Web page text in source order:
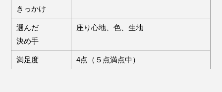
きっかけ
選んだ
決め手
座り心地、色、生地
満足度 4点（５点満点中）